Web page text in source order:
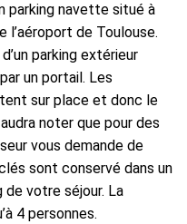
parking navette situé à
l’aéroport de Toulouse.
parking extérieur
un portail. Les
sur place et donc le
noter que pour des
vous demande de
sont conservé dans un
votre séjour. La
4 personnes.